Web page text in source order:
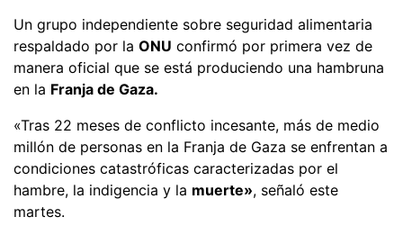
Un grupo independiente sobre seguridad alimentaria
respaldado por la ONU confirmó por primera vez de
manera oficial que se está produciendo una hambruna
en la Franja de Gaza.
«Tras 22 meses de conflicto incesante, más de medio
millón de personas en la Franja de Gaza se enfrentan a
condiciones catastróficas caracterizadas por el
hambre, la indigencia y la muerte», señaló este
martes.